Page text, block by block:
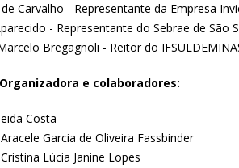
Carvalho - Representante da Empresa
- Representante do Sebrae de São
Bregagnoli - Reitor do
e colaboradores:
Costa
Garcia de Oliveira Fassbinder
Lúcia Janine Lopes